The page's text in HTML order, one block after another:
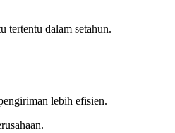
tertentu dalam setahun.
lebih efisien.